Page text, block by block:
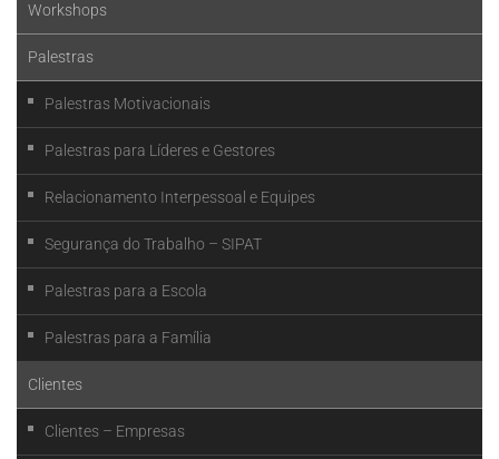
Workshops
Palestras
Palestras Motivacionais
Palestras para Líderes e Gestores
Relacionamento Interpessoal e Equipes
Segurança do Trabalho – SIPAT
Palestras para a Escola
Palestras para a Família
Clientes
Clientes – Empresas